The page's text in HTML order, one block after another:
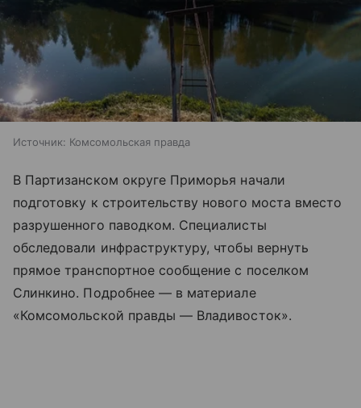
Источник: Комсомольская правда
В Партизанском округе Приморья начали
подготовку к строительству нового моста вместо
разрушенного паводком. Специалисты
обследовали инфраструктуру, чтобы вернуть
прямое транспортное сообщение с поселком
Слинкино. Подробнее — в материале
«Комсомольской правды — Владивосток».